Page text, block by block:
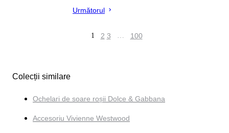
Următorul
1 2 3 … 100
Colecții similare
Ochelari de soare roșii Dolce & Gabbana
Accesoriu Vivienne Westwood